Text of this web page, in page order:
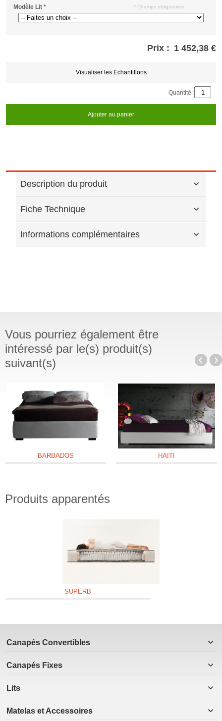
Modèle Lit * * Champs obligatoires
Prix : 1 452,38 €
Visualiser les Echantillons
Quantité:
Ajouter au panier
Description du produit
Fiche Technique
Informations complémentaires
Vous pourriez également être
intéressé par le(s) produit(s)
suivant(s)
BARBADOS HAITI
Produits apparentés
SUPERB
Canapés Convertibles
Canapés Fixes
Lits
Matelas et Accessoires